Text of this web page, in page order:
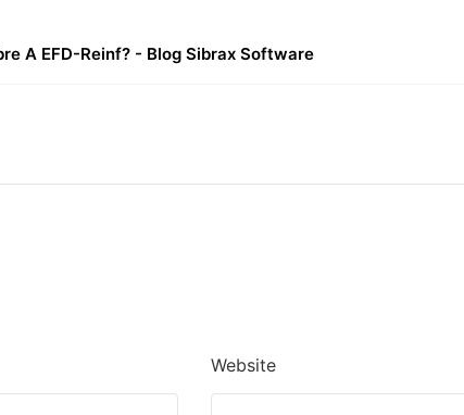
A EFD-Reinf? - Blog Sibrax Software
Website